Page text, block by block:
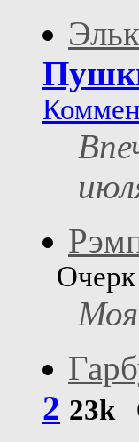
Очерк
2 23k